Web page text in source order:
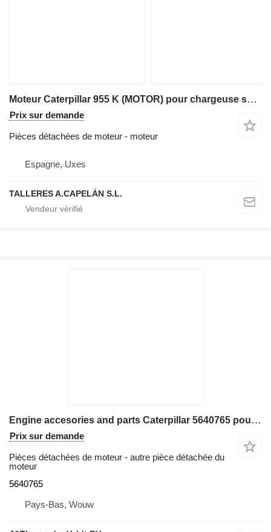
Moteur Caterpillar 955 K (MOTOR) pour chargeuse sur chenilles Caterpillar 955 K
Prix sur demande
Pièces détachées de moteur - moteur
Espagne, Uxes
TALLERES A.CAPELÁN S.L.
Engine accesories and parts Caterpillar 5640765 pour chargeuse sur chenilles Caterpillar 973K
Prix sur demande
Pièces détachées de moteur - autre pièce détachée du
moteur
5640765
Pays-Bas, Wouw